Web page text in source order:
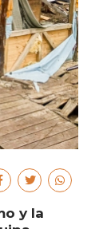
y la